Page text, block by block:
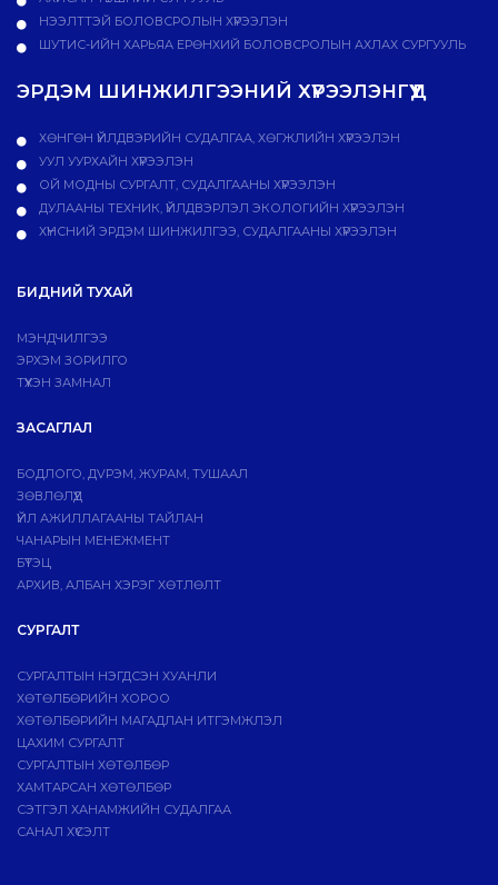
НЭЭЛТТЭЙ БОЛОВСРОЛЫН ХҮРЭЭЛЭН
ШУТИС-ИЙН ХАРЬЯА ЕРӨНХИЙ БОЛОВСРОЛЫН АХЛАХ СУРГУУЛЬ
ЭРДЭМ ШИНЖИЛГЭЭНИЙ ХҮРЭЭЛЭНГҮҮД
ХӨНГӨН ҮЙЛДВЭРИЙН СУДАЛГАА, ХӨГЖЛИЙН ХҮРЭЭЛЭН
УУЛ УУРХАЙН ХҮРЭЭЛЭН
ОЙ МОДНЫ СУРГАЛТ, СУДАЛГААНЫ ХҮРЭЭЛЭН
ДУЛААНЫ ТЕХНИК, ҮЙЛДВЭРЛЭЛ ЭКОЛОГИЙН ХҮРЭЭЛЭН
ХҮНСНИЙ ЭРДЭМ ШИНЖИЛГЭЭ, СУДАЛГААНЫ ХҮРЭЭЛЭН
БИДНИЙ ТУХАЙ
МЭНДЧИЛГЭЭ
ЭРХЭМ ЗОРИЛГО
ТҮҮХЭН ЗАМНАЛ
ЗАСАГЛАЛ
БОДЛОГО, ДVРЭМ, ЖУРАМ, ТУШААЛ
ЗӨВЛӨЛҮҮД
ҮЙЛ АЖИЛЛАГААНЫ ТАЙЛАН
ЧАНАРЫН МЕНЕЖМЕНТ
БҮТЭЦ
АРХИВ, АЛБАН ХЭРЭГ ХӨТЛӨЛТ
СУРГАЛТ
СУРГАЛТЫН НЭГДСЭН ХУАНЛИ
ХӨТӨЛБӨРИЙН ХОРОО
ХӨТӨЛБӨРИЙН МАГАДЛАН ИТГЭМЖЛЭЛ
ЦАХИМ СУРГАЛТ
СУРГАЛТЫН ХӨТӨЛБӨР
ХАМТАРСАН ХӨТӨЛБӨР
СЭТГЭЛ ХАНАМЖИЙН СУДАЛГАА
САНАЛ ХҮСЭЛТ